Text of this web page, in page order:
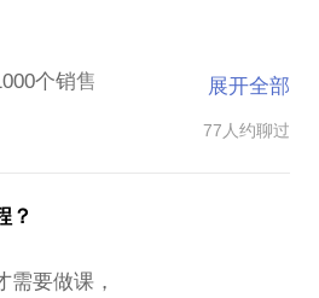
个销售
的文案，能帮你写出带货100
过天真，6000的文案和60000
展开全部
77人约聊过
？
需要做课，